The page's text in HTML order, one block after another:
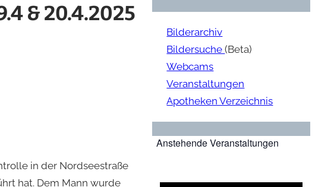
& 20.4.2025
in der Nordseestraße
hat. Dem Mann wurde
Bilderarchiv
Bildersuche(Beta)
Webcams
Veranstaltungen
Apotheken Verzeichnis
Anstehende Veranstaltungen